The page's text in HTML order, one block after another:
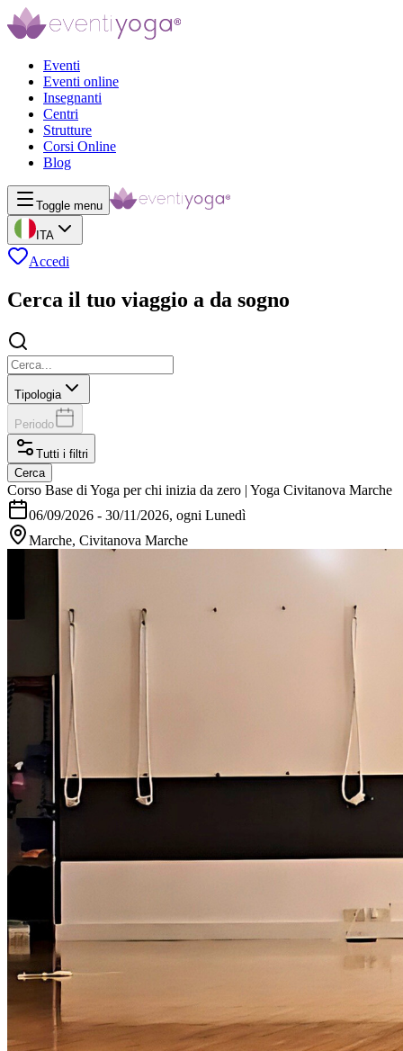
Eventi
Eventi online
Insegnanti
Centri
Strutture
Corsi Online
Blog
Toggle menu
ITA
Accedi
Cerca il tuo viaggio a da sogno
Tipologia
Periodo
Tutti i filtri
Cerca
Corso Base di Yoga per chi inizia da zero | Yoga Civitanova Marche
06/09/2026 - 30/11/2026, ogni Lunedì
Marche, Civitanova Marche